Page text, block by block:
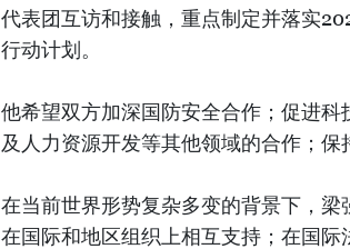
代表团互访和接触，重点制定并落实
行动计划。
他希望双方加深国防安全合作；促进
及人力资源开发等其他领域的合作；保
在当前世界形势复杂多变的背景下，梁
在国际和地区组织上相互支持；在国